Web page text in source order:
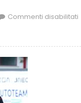
Commenti disabilitati